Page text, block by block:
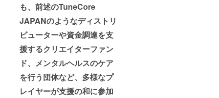
も、前述のTuneCore
JAPANのようなディストリ
ビューターや資金調達を支
援するクリエイターファン
ド、メンタルヘルスのケア
を行う団体など、多様なプ
レイヤーが支援の和に参加